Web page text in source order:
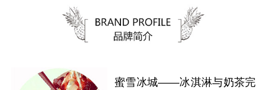
蜜雪冰城——冰淇淋与奶茶完